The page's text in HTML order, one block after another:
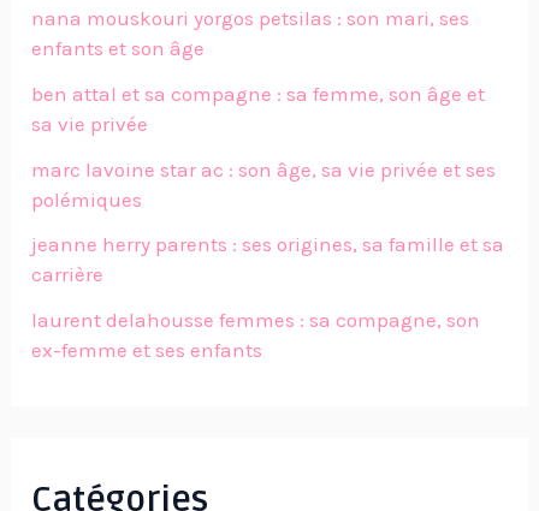
nana mouskouri yorgos petsilas : son mari, ses
enfants et son âge
ben attal et sa compagne : sa femme, son âge et
sa vie privée
marc lavoine star ac : son âge, sa vie privée et ses
polémiques
jeanne herry parents : ses origines, sa famille et sa
carrière
laurent delahousse femmes : sa compagne, son
ex-femme et ses enfants
Catégories